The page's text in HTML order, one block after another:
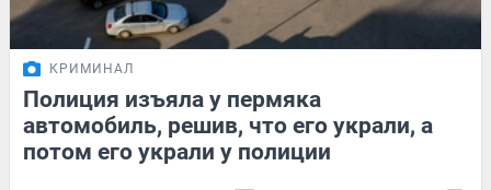
КРИМИНАЛ
Полиция изъяла у пермяка
автомобиль, решив, что его украли, а
потом его украли у полиции